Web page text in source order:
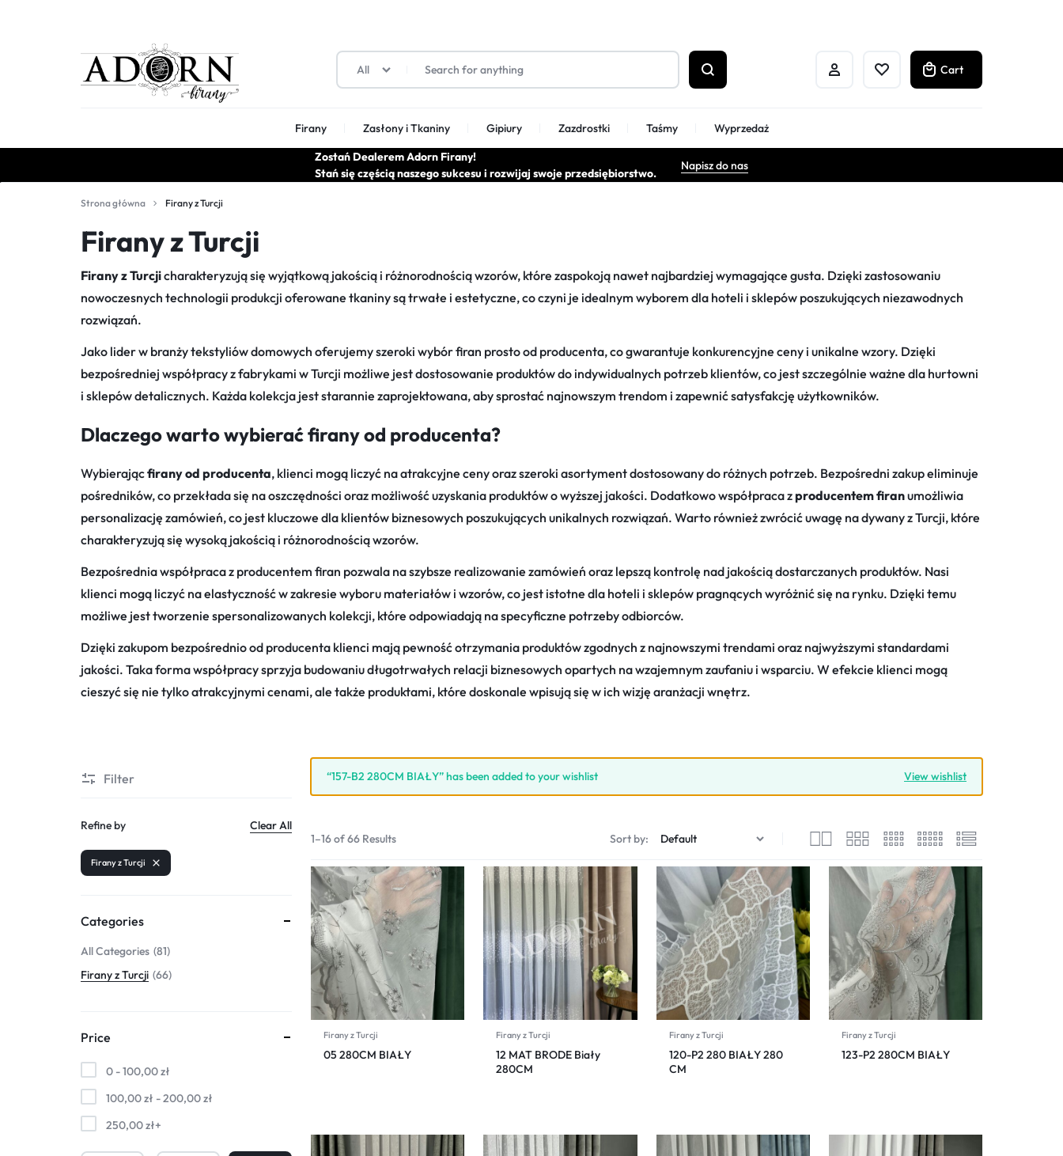
FIRANY
FIRAN
I
ZASŁON
All Cart
Nowośći
Firany z aplikacją
1-Rzędowe
2-Rzędowe
Firany deszczyki Firany fantazyjne/pasy
Firany gipiurowe
Firany Zasłony i Tkaniny Gipiury Zazdrostki Taśmy Wyprzedaż
Zostań Dealerem Adorn Firany!
Stań się częścią naszego sukcesu i rozwijaj swoje przedsiębiorstwo.
Napisz do nas
Strona główna Firany z Turcji
Firany z Turcji
Firany z Turcjicharakteryzują się wyjątkową jakością i różnorodnością wzorów, które zaspokoją nawet najbardziej wymagające gusta. Dzięki zastosowaniu
nowoczesnych technologii produkcji oferowane tkaniny są trwałe i estetyczne, co czyni je idealnym wyborem dla hoteli i sklepów poszukujących niezawodnych
rozwiązań.
Jako lider w branży tekstyliów domowych oferujemy szeroki wybór firan prosto od producenta, co gwarantuje konkurencyjne ceny i unikalne wzory. Dzięki
bezpośredniej współpracy z fabrykami w Turcji możliwe jest dostosowanie produktów do indywidualnych potrzeb klientów, co jest szczególnie ważne dla hurtowni
i sklepów detalicznych. Każda kolekcja jest starannie zaprojektowana, aby sprostać najnowszym trendom i zapewnić satysfakcję użytkowników.
Dlaczego warto wybierać firany od producenta?
Wybierającfirany od producenta, klienci mogą liczyć na atrakcyjne ceny oraz szeroki asortyment dostosowany do różnych potrzeb. Bezpośredni zakup eliminuje
pośredników, co przekłada się na oszczędności oraz możliwość uzyskania produktów o wyższej jakości. Dodatkowo współpraca zproducentem firanumożliwia
personalizację zamówień, co jest kluczowe dla klientów biznesowych poszukujących unikalnych rozwiązań. Warto również zwrócić uwagę nadywany z Turcji, które
charakteryzują się wysoką jakością i różnorodnością wzorów.
Bezpośrednia współpraca z producentem firan pozwala na szybsze realizowanie zamówień oraz lepszą kontrolę nad jakością dostarczanych produktów. Nasi
klienci mogą liczyć na elastyczność w zakresie wyboru materiałów i wzorów, co jest istotne dla hoteli i sklepów pragnących wyróżnić się na rynku. Dzięki temu
możliwe jest tworzenie spersonalizowanych kolekcji, które odpowiadają na specyficzne potrzeby odbiorców.
Dzięki zakupom bezpośrednio od producenta klienci mają pewność otrzymania produktów zgodnych z najnowszymi trendami oraz najwyższymi standardami
jakości. Taka forma współpracy sprzyja budowaniu długotrwałych relacji biznesowych opartych na wzajemnym zaufaniu i wsparciu. W efekcie klienci mogą
cieszyć się nie tylko atrakcyjnymi cenami, ale także produktami, które doskonale wpisują się w ich wizję aranżacji wnętrz.
View wishlist
“157-B2 280CM BIAŁY” has been added to your wishlist
1–16 of 66 Results Sort by:
Firany z Turcji
05 280CM BIAŁY
Firany z Turcji
12 MAT BRODE Biały
280CM
Firany z Turcji
120-P2 280 BIAŁY 280
CM
Firany z Turcji
123-P2 280CM BIAŁY
Filter
Refine by Clear All
Firany z Turcji
Categories
All Categories 81
Firany z Turcji 66
Price
0 -100,00zł
100,00zł -200,00zł
250,00zł+